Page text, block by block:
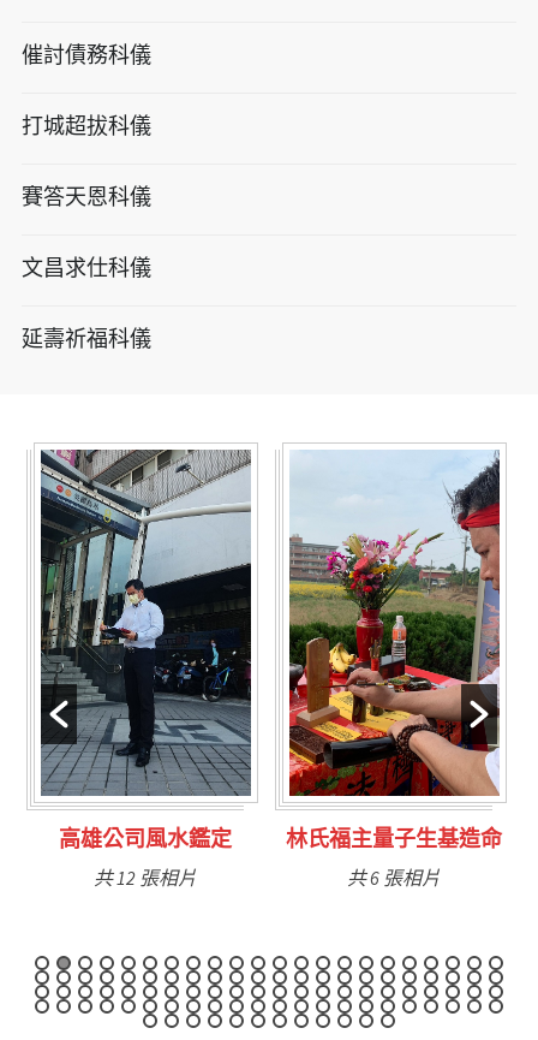
催討債務科儀
打城超拔科儀
賽答天恩科儀
文昌求仕科儀
延壽祈福科儀
林氏福主量子生基造命
共 6 張相片
台南永康風水鑑定
共 9 張相片